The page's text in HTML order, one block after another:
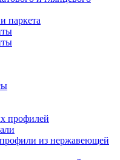
паркета
профилей
из нержавеющей